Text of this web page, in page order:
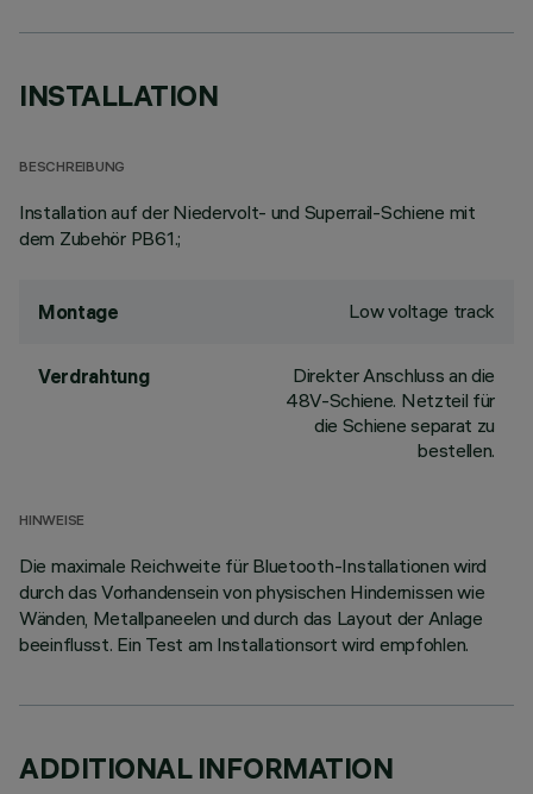
INSTALLATION
BESCHREIBUNG
Installation auf der Niedervolt- und Superrail-Schiene mit
dem Zubehör PB61.;
Montage Low voltage track
Verdrahtung
Direkter Anschluss an die
48V-Schiene. Netzteil für
die Schiene separat zu
bestellen.
HINWEISE
Die maximale Reichweite für Bluetooth-Installationen wird
durch das Vorhandensein von physischen Hindernissen wie
Wänden, Metallpaneelen und durch das Layout der Anlage
beeinflusst. Ein Test am Installationsort wird empfohlen.
ADDITIONAL INFORMATION